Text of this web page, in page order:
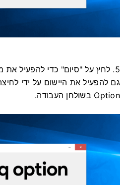
Option בשולחן העבודה.